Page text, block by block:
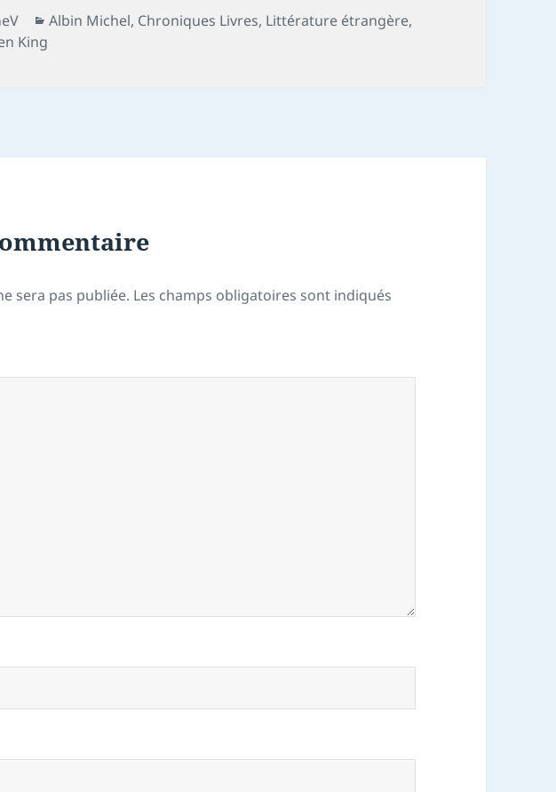
Catégories
Albin Michel, Chroniques Livres, Littérature étrangère,
King
sera pas publiée. Les champs obligatoires sont indiqués